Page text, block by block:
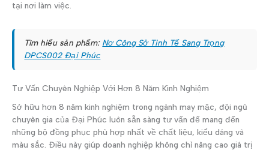
tại nơi làm việc.
Tìm hiểu sản phẩm: Nơ Công Sở Tinh Tế Sang Trọng
DPCS002 Đại Phúc
Tư Vấn Chuyên Nghiệp Với Hơn 8 Năm Kinh Nghiệm
Sở hữu hơn 8 năm kinh nghiệm trong ngành may mặc, đội ngũ
chuyên gia của Đại Phúc luôn sẵn sàng tư vấn để mang đến
những bộ đồng phục phù hợp nhất về chất liệu, kiểu dáng và
màu sắc. Điều này giúp doanh nghiệp không chỉ nâng cao giá trị